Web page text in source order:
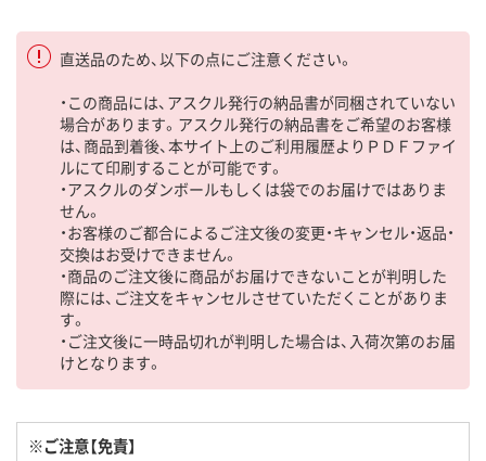
直送品のため、以下の点にご注意ください。
・この商品には、アスクル発行の納品書が同梱されていない
場合があります。アスクル発行の納品書をご希望のお客様
は、商品到着後、本サイト上のご利用履歴よりＰＤＦファイ
ルにて印刷することが可能です。
・アスクルのダンボールもしくは袋でのお届けではありま
せん。
・お客様のご都合によるご注文後の変更・キャンセル・返品・
交換はお受けできません。
・商品のご注文後に商品がお届けできないことが判明した
際には、ご注文をキャンセルさせていただくことがありま
す。
・ご注文後に一時品切れが判明した場合は、入荷次第のお届
けとなります。
※ご注意【免責】